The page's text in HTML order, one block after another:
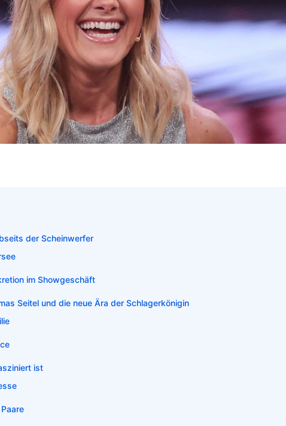
der Scheinwerfer
im Showgeschäft
Seitel und die neue Ära der Schlagerkönigin
ist